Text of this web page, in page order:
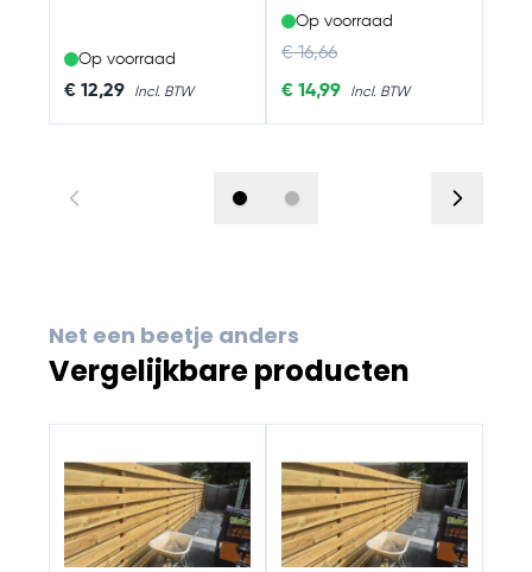
Op voorraad
€ 12,29
Op voorraad
Special Price
€ 14,99
Regular Price
€ 16,66
Net een beetje anders
Vergelijkbare producten
Navigating through the elements of the carousel is
Press to skip carousel
Press to go to carousel navigation